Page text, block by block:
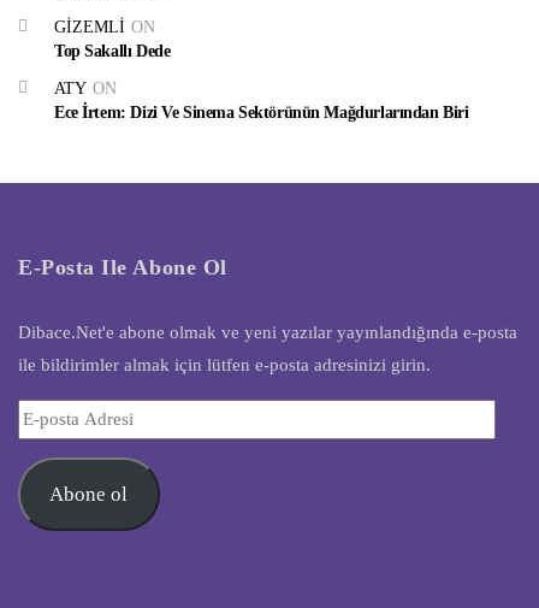
GIZEMLI ON
Top Sakallı Dede
ATY ON
Ece İrtem: Dizi Ve Sinema Sektörünün Mağdurlarından Biri
E-Posta Ile Abone Ol
Dibace.Net'e abone olmak ve yeni yazılar yayınlandığında e-posta
ile bildirimler almak için lütfen e-posta adresinizi girin.
E-
posta
Adresi
Abone ol